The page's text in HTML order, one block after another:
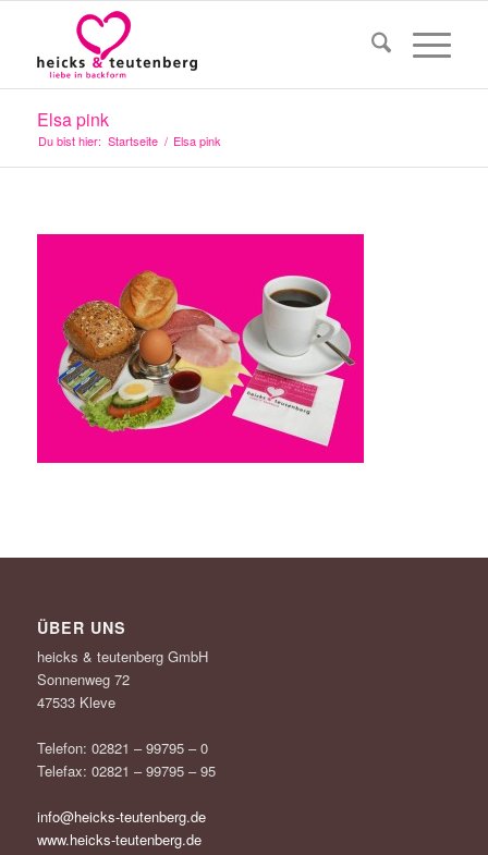
Elsa pink
Du bist hier: Startseite / Elsa pink
ÜBER UNS
heicks & teutenberg GmbH
Sonnenweg 72
47533 Kleve
Telefon: 02821 – 99795 – 0
Telefax: 02821 – 99795 – 95
info@heicks-teutenberg.de
www.heicks-teutenberg.de